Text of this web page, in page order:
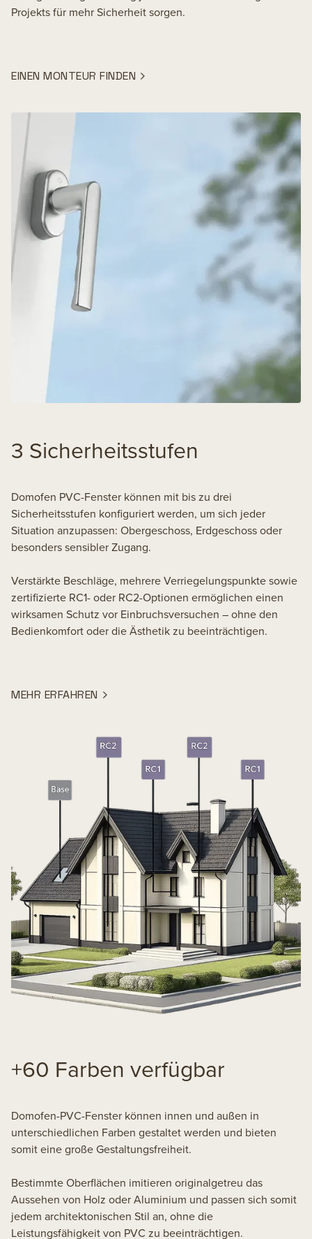
Projekts für mehr Sicherheit sorgen.
EINEN MONTEUR FINDEN
3 Sicherheitsstufen
Domofen PVC-Fenster können mit bis zu drei
Sicherheitsstufen konfiguriert werden, um sich jeder
Situation anzupassen: Obergeschoss, Erdgeschoss oder
besonders sensibler Zugang.
Verstärkte Beschläge, mehrere Verriegelungspunkte sowie
zertifizierte RC1- oder RC2-Optionen ermöglichen einen
wirksamen Schutz vor Einbruchsversuchen – ohne den
Bedienkomfort oder die Ästhetik zu beeinträchtigen.
MEHR ERFAHREN
+60 Farben verfügbar
Domofen-PVC-Fenster können innen und außen in
unterschiedlichen Farben gestaltet werden und bieten
somit eine große Gestaltungsfreiheit.
Bestimmte Oberflächen imitieren originalgetreu das
Aussehen von Holz oder Aluminium und passen sich somit
jedem architektonischen Stil an, ohne die
Leistungsfähigkeit von PVC zu beeinträchtigen.